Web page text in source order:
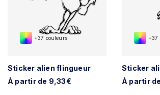
+37 couleurs
Sticker alien flingueur
À partir de 9,33€
+37
Sticker
À partir